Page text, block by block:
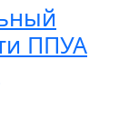
ППУА